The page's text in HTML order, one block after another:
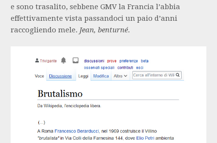
e sono trasalito, sebbene GMV la Francia l’abbia
effettivamente vista passandoci un paio d’anni
raccogliendo mele. Jean, benturné.